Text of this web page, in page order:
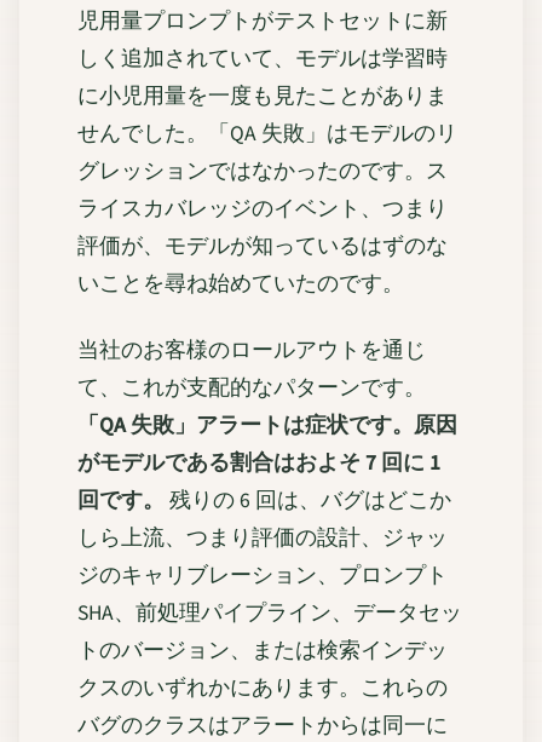
児用量プロンプトがテストセットに新
しく追加されていて、モデルは学習時
に小児用量を一度も見たことがありま
せんでした。「QA 失敗」はモデルのリ
グレッションではなかったのです。ス
ライスカバレッジのイベント、つまり
評価が、モデルが知っているはずのな
いことを尋ね始めていたのです。
当社のお客様のロールアウトを通じ
て、これが支配的なパターンです。
「QA 失敗」アラートは症状です。原因
がモデルである割合はおよそ 7 回に 1
回です。 残りの 6 回は、バグはどこか
しら上流、つまり評価の設計、ジャッ
ジのキャリブレーション、プロンプト
SHA、前処理パイプライン、データセッ
トのバージョン、または検索インデッ
クスのいずれかにあります。これらの
バグのクラスはアラートからは同一に